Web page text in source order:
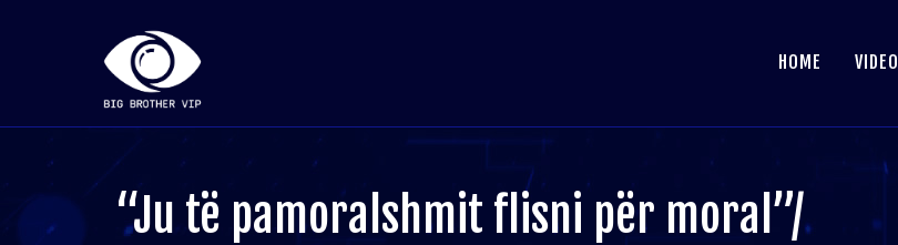
HOME VIDEO
“Ju të pamoralshmit flisni për moral”/